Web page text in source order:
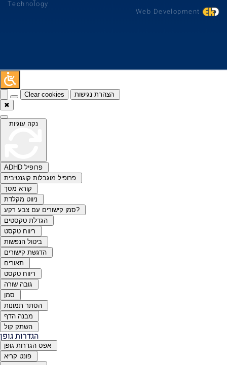
Technology
Web Development
Clear cookies
הצהרת נגישות
✖
נקה עוגיות
ADHD פרופיל
פרופיל מוגבלות קוגנטיבית
קורא מסך
ניווט מקלדת
סמן קישורים עם צבע רקע?
הגדלת טקסטים
ריווח טקסט
ביטול הנפשות
הדגשת קישורים
תאורים
ריווח טקסט
גובה שורה
סמן
הסתר תמונות
מבנה הדף
השתק קול
הגדרות גופן
אפס הגדרות גופן
פונט קריא